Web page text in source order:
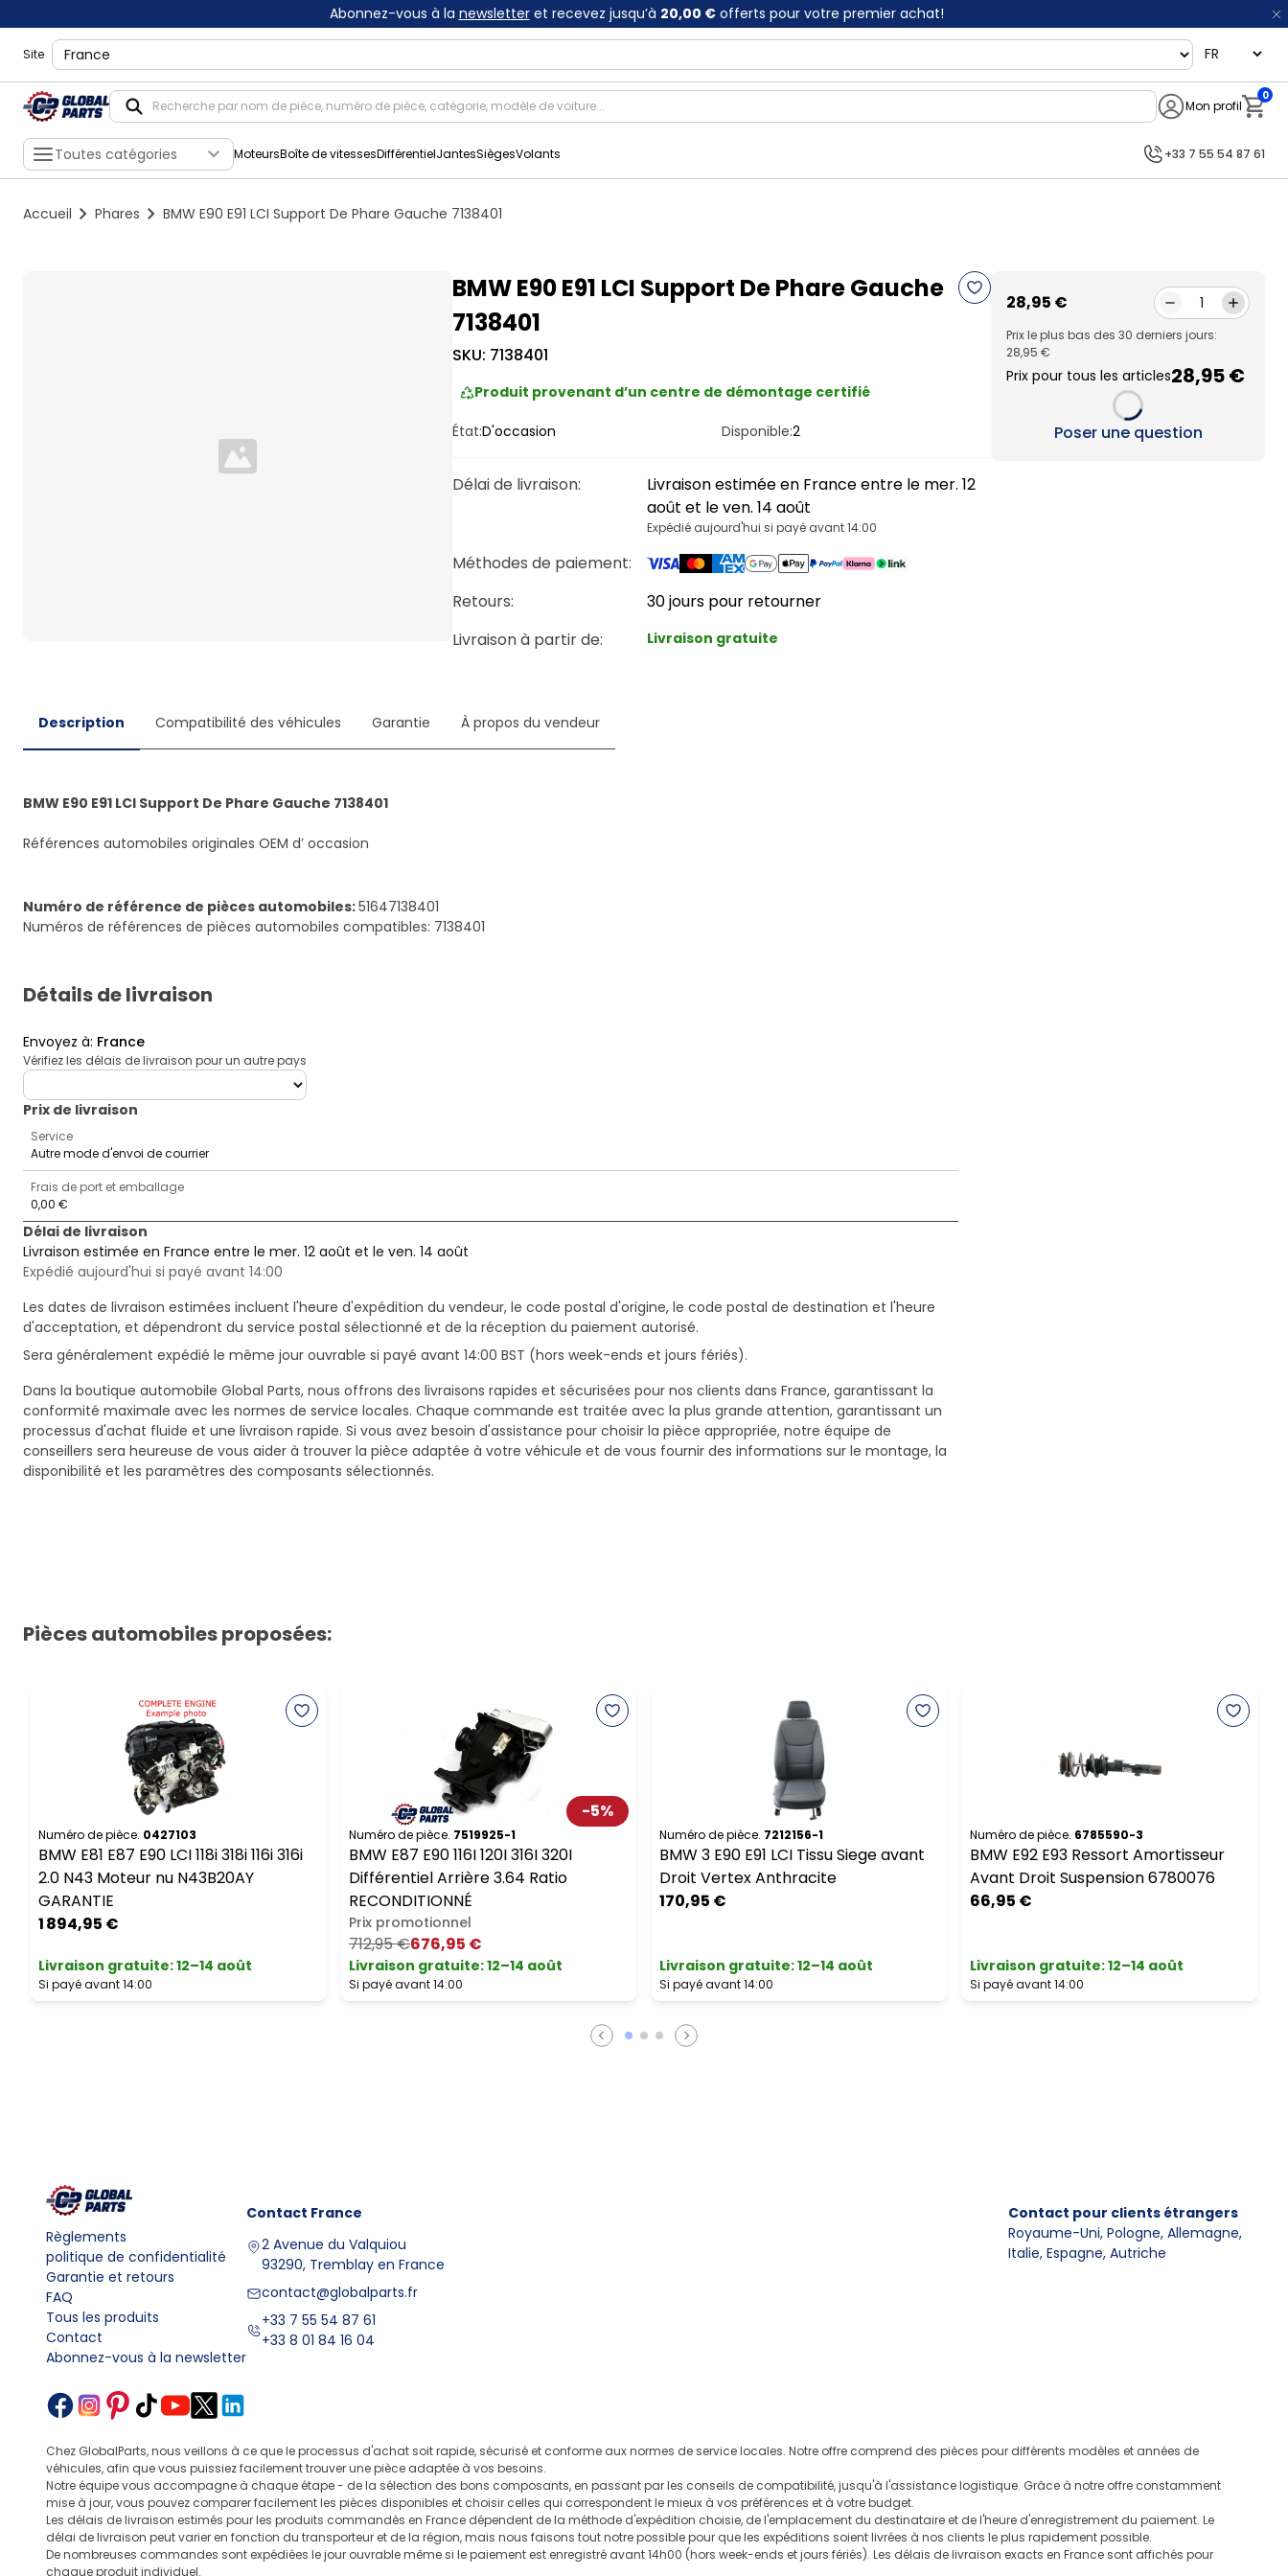
Abonnez-vous à la newsletteret recevez jusqu’à 20,00 €offerts pour votre premier achat!
Site shippingLocation language
Mon profil
0
Toutes catégories MoteursBoîte de vitessesDifférentielJantesSiègesVolants +33 7 55 54 87 61
Accueil Phares BMW E90 E91 LCI Support De Phare Gauche 7138401
Loading...
BMW E90 E91 LCI Support De Phare Gauche
7138401
SKU: 7138401
Produit provenant d’un centre de démontage certifié
État:D'occasion Disponible:2
Délai de livraison:
Livraison estimée en France entre le mer. 12
août et le ven. 14 août
Expédié aujourd'hui si payé avant 14:00
Méthodes de paiement:
Retours:
30 jours pour retourner
Livraison à partir de: Livraison gratuite
28,95 € 1
Prix le plus bas des 30 derniers jours:
28,95 €
Prix pour tous les articles28,95 €
Loading...
Poser une question
Description Compatibilité des véhicules Garantie À propos du vendeur
BMW E90 E91 LCI Support De Phare Gauche 7138401
Références automobiles originales OEM d’ occasion
Numéro de référence de pièces automobiles:51647138401
Numéros de références de pièces automobiles compatibles: 7138401
Détails de livraison
Envoyez à: France
Vérifiez les délais de livraison pour un autre pays
deliveryCountry
Prix ​​de livraison
Service
Autre mode d'envoi de courrier
Frais de port et emballage
0,00 €
Délai de livraison
Livraison estimée en France entre le mer. 12 août et le ven. 14 août
Expédié aujourd'hui si payé avant 14:00
Les dates de livraison estimées incluent l'heure d'expédition du vendeur, le code postal d'origine, le code postal de destination et l'heure
d'acceptation, et dépendront du service postal sélectionné et de la réception du paiement autorisé.
Sera généralement expédié le même jour ouvrable si payé avant 14:00 BST (hors week-ends et jours fériés).
Dans la boutique automobile Global Parts, nous offrons des livraisons rapides et sécurisées pour nos clients dans France, garantissant la
conformité maximale avec les normes de service locales. Chaque commande est traitée avec la plus grande attention, garantissant un
processus d'achat fluide et une livraison rapide. Si vous avez besoin d'assistance pour choisir la pièce appropriée, notre équipe de
conseillers sera heureuse de vous aider à trouver la pièce adaptée à votre véhicule et de vous fournir des informations sur le montage, la
disponibilité et les paramètres des composants sélectionnés.
Pièces automobiles proposées:
Numéro de pièce. 0427103
BMW E81 E87 E90 LCI 118i 318i 116i 316i
2.0 N43 Moteur nu N43B20AY
GARANTIE
1 894,95 €
Livraison gratuite:12–14 août
Si payé avant 14:00
-5%
Numéro de pièce. 7519925-1
BMW E87 E90 116I 120I 316I 320I
Différentiel Arrière 3.64 Ratio
RECONDITIONNÉ
Prix promotionnel
712,95 €676,95 €
Livraison gratuite:12–14 août
Si payé avant 14:00
Numéro de pièce. 7212156-1
BMW 3 E90 E91 LCI Tissu Siege avant
Droit Vertex Anthracite
170,95 €
Livraison gratuite:12–14 août
Si payé avant 14:00
Numéro de pièce. 6785590-3
BMW E92 E93 Ressort Amortisseur
Avant Droit Suspension 6780076
66,95 €
Livraison gratuite:12–14 août
Si payé avant 14:00
Règlements
politique de confidentialité
Garantie et retours
FAQ
Tous les produits
Contact
Abonnez-vous à la newsletter
Contact France
2 Avenue du Valquiou
93290, Tremblay en France
contact@globalparts.fr
+33 7 55 54 87 61
+33 8 01 84 16 04
Contact pour clients étrangers
Royaume-Uni, Pologne, Allemagne,
Italie, Espagne, Autriche
Chez GlobalParts, nous veillons à ce que le processus d'achat soit rapide, sécurisé et conforme aux normes de service locales. Notre offre comprend des pièces pour différents modèles et années de
véhicules, afin que vous puissiez facilement trouver une pièce adaptée à vos besoins.
Notre équipe vous accompagne à chaque étape - de la sélection des bons composants, en passant par les conseils de compatibilité, jusqu'à l'assistance logistique. Grâce à notre offre constamment
mise à jour, vous pouvez comparer facilement les pièces disponibles et choisir celles qui correspondent le mieux à vos préférences et à votre budget.
Les délais de livraison estimés pour les produits commandés en France dépendent de la méthode d'expédition choisie, de l'emplacement du destinataire et de l'heure d'enregistrement du paiement. Le
délai de livraison peut varier en fonction du transporteur et de la région, mais nous faisons tout notre possible pour que les expéditions soient livrées à nos clients le plus rapidement possible.
De nombreuses commandes sont expédiées le jour ouvrable même si le paiement est enregistré avant 14h00 (hors week-ends et jours fériés). Les délais de livraison exacts en France sont affichés pour
chaque produit individuel.